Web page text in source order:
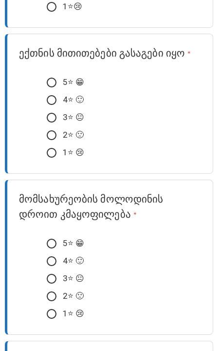
1⭐️😢
ექთნის მითითებები გასაგები იყო *
5⭐️ 😁
4⭐️ 🙂
3⭐️ 😐
2⭐️ 🙁
1⭐️ 😢
მომსახურეობის მოლოდინის
დროით კმაყოფილება *
5⭐️ 😁
4⭐️ 🙂
3⭐️ 😐
2⭐️ 🙁
1⭐️ 😢